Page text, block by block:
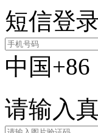
短信登
中国+86
请输入